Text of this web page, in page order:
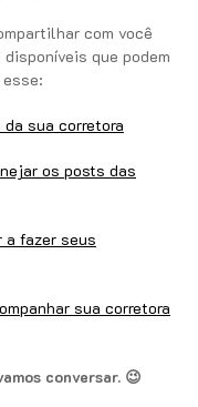
com você
que podem
sua corretora
os posts das
a fazer seus
sua corretora
conversar. 😉